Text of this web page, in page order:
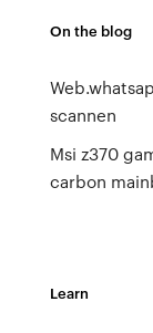
On the blog
scannen
Msi z370
carbon
Learn